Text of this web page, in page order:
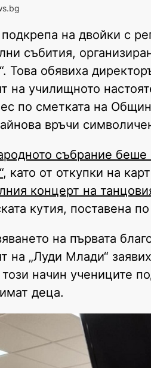
на двойки с
събития,
Това обявиха
на училищното
по сметката на
връчи
събрание беше
, като от откупки на
концерт на
кутия, поставена
на първата
на „Луди Млади“
този начин учениците
деца.